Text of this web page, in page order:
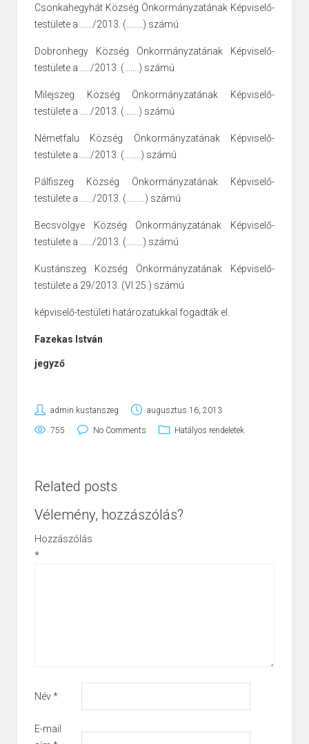
Csonkahegyhát Község Önkormányzatának Képviselő-
testülete a ……/2013. (……..) számú
Dobronhegy Község Önkormányzatának Képviselő-
testülete a …../2013. (…….) számú
Milejszeg Község Önkormányzatának Képviselő-
testülete a …../2013. (…….) számú
Németfalu Község Önkormányzatának Képviselő-
testülete a …../2013. (……..) számú
Pálfiszeg Község Önkormányzatának Képviselő-
testülete a ……/2013. (………) számú
Becsvölgye Község Önkormányzatának Képviselő-
testülete a ……/2013. (……..) számú
Kustánszeg Község Önkormányzatának Képviselő-
testülete a 29/2013. (VI.25.) számú
képviselő-testületi határozatukkal fogadták el.
Fazekas István
jegyző
admin.kustanszeg augusztus 16, 2013
755 No Comments Hatályos rendeletek
Related posts
Vélemény, hozzászólás?
Hozzászólás
*
Név*
E-mail